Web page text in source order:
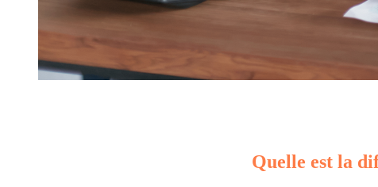
Quelle est la